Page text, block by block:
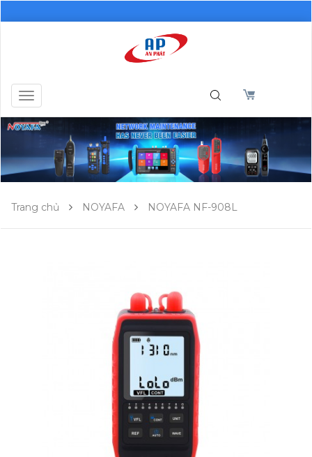
Toggle
navigation
Trang chủ NOYAFA NOYAFA NF-908L